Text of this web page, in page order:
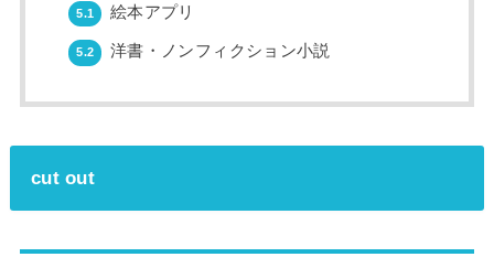
5.1 絵本アプリ
5.2 洋書・ノンフィクション小説
cut out